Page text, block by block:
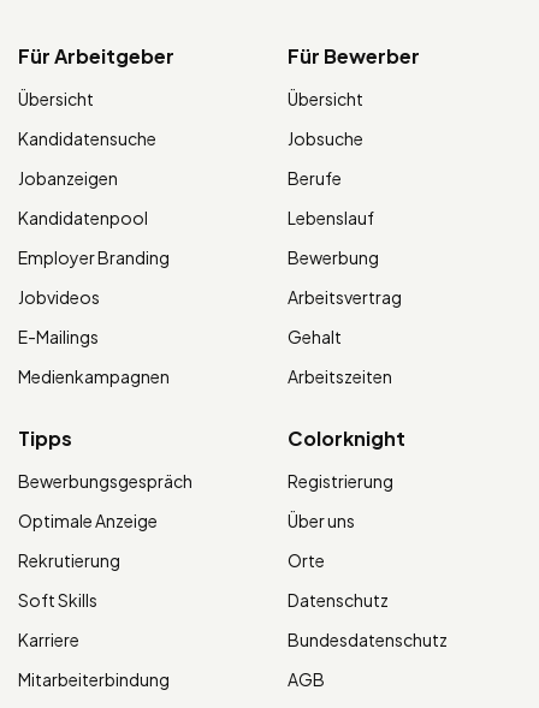
Für Arbeitgeber
Übersicht
Kandidatensuche
Jobanzeigen
Kandidatenpool
Employer Branding
Jobvideos
E-Mailings
Medienkampagnen
Für Bewerber
Übersicht
Jobsuche
Berufe
Lebenslauf
Bewerbung
Arbeitsvertrag
Gehalt
Arbeitszeiten
Tipps
Bewerbungsgespräch
Optimale Anzeige
Rekrutierung
Soft Skills
Karriere
Mitarbeiterbindung
Colorknight
Registrierung
Über uns
Orte
Datenschutz
Bundesdatenschutz
AGB